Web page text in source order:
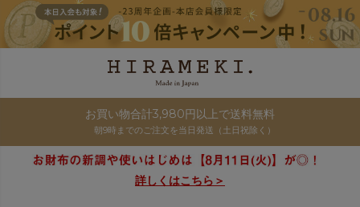
お買い物合計3,980円以上で送料無料
朝9時までのご注文を当日発送（土日祝除く）
詳しくはこちら＞